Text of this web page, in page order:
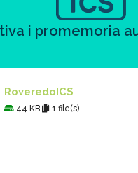
i promemoria
RoveredoICS
44 KB 1 file(s)